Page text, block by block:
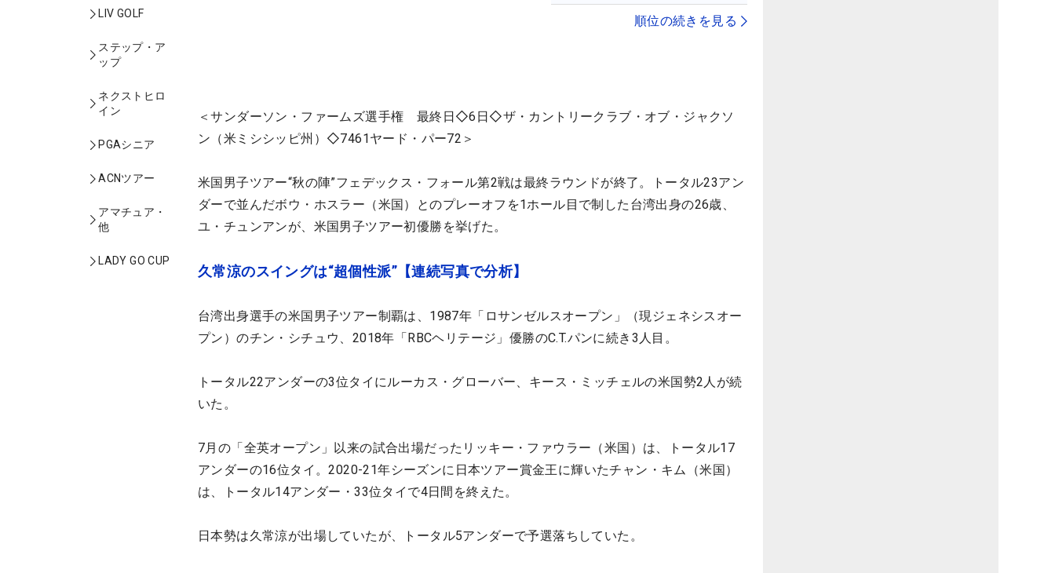
LIV GOLF
ステップ・ア
ップ
ネクストヒロ
イン
PGAシニア
ACNツアー
アマチュア・
他
LADY GO CUP
順位の続きを見る
＜サンダーソン・ファームズ選手権 最終日◇6日◇ザ・カントリークラブ・オブ・ジャクソ
ン（米ミシシッピ州）◇7461ヤード・パー72＞
米国男子ツアー“秋の陣”フェデックス・フォール第2戦は最終ラウンドが終了。トータル23アン
ダーで並んだボウ・ホスラー（米国）とのプレーオフを1ホール目で制した台湾出身の26歳、
ユ・チュンアンが、米国男子ツアー初優勝を挙げた。
久常涼のスイングは“超個性派”【連続写真で分析】
台湾出身選手の米国男子ツアー制覇は、1987年「ロサンゼルスオープン」（現ジェネシスオー
プン）のチン・シチュウ、2018年「RBCヘリテージ」優勝のC.T.パンに続き3人目。
トータル22アンダーの3位タイにルーカス・グローバー、キース・ミッチェルの米国勢2人が続
いた。
7月の「全英オープン」以来の試合出場だったリッキー・ファウラー（米国）は、トータル17
アンダーの16位タイ。2020-21年シーズンに日本ツアー賞金王に輝いたチャン・キム（米国）
は、トータル14アンダー・33位タイで4日間を終えた。
日本勢は久常涼が出場していたが、トータル5アンダーで予選落ちしていた。